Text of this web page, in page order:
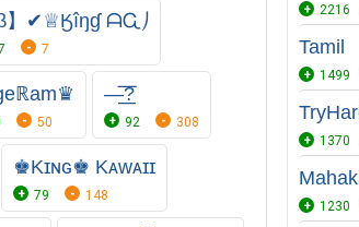
】✔♕⁣⁣Ӄîŋɠ ᗩᏩ⎠
7
50
—͟͟͞͞?
92 308
♚Kɪɴɢ♚ Kᴀᴡᴀɪɪ
79 148
2216
Tamil
1499
1370
1230